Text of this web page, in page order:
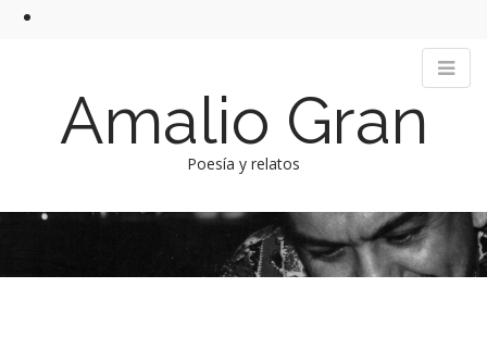
Amalio Gran
Poesía y relatos
M
p